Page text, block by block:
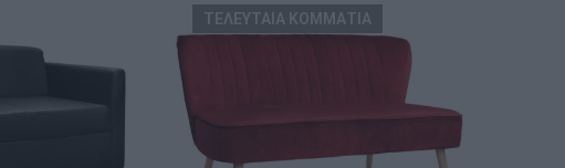
ΤΕΛΕΥΤΑΙΑ ΚΟΜΜΑΤΙΑ